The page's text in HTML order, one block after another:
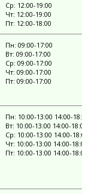
Ср: 12:00-19:00
Чт: 12:00-19:00
Пт: 12:00-18:00
Пн: 09:00-17:00
Вт: 09:00-17:00
Ср: 09:00-17:00
Чт: 09:00-17:00
Пт: 09:00-17:00
Пн: 10:00-13:00 14:00-
Вт: 10:00-13:00 14:00-18:00
Ср: 10:00-13:00 14:00-18:00
Чт: 10:00-13:00 14:00-18:00
Пт: 10:00-13:00 14:00-18:00